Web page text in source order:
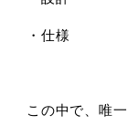
・仕様
この中で、唯一